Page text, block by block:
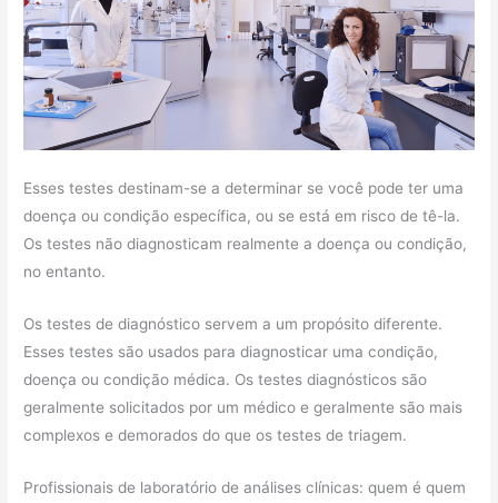
Esses testes destinam-se a determinar se você pode ter uma
doença ou condição específica, ou se está em risco de tê-la.
Os testes não diagnosticam realmente a doença ou condição,
no entanto.
Os testes de diagnóstico servem a um propósito diferente.
Esses testes são usados ​​para diagnosticar uma condição,
doença ou condição médica. Os testes diagnósticos são
geralmente solicitados por um médico e geralmente são mais
complexos e demorados do que os testes de triagem.
Profissionais de laboratório de análises clínicas: quem é quem